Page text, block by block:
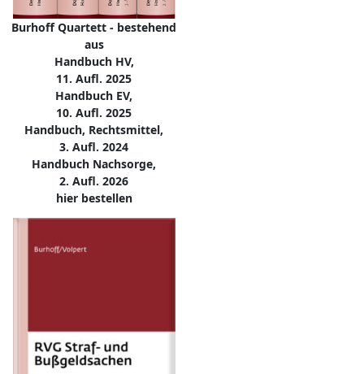
Burhoff Quartett - bestehend
aus
Handbuch HV,
11. Aufl. 2025
Handbuch EV,
10. Aufl. 2025
Handbuch, Rechtsmittel,
3. Aufl. 2024
Handbuch Nachsorge,
2. Aufl. 2026
hier bestellen